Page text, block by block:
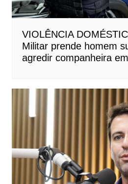
VIOLÊNCIA
Militar prende homem
agredir companheira